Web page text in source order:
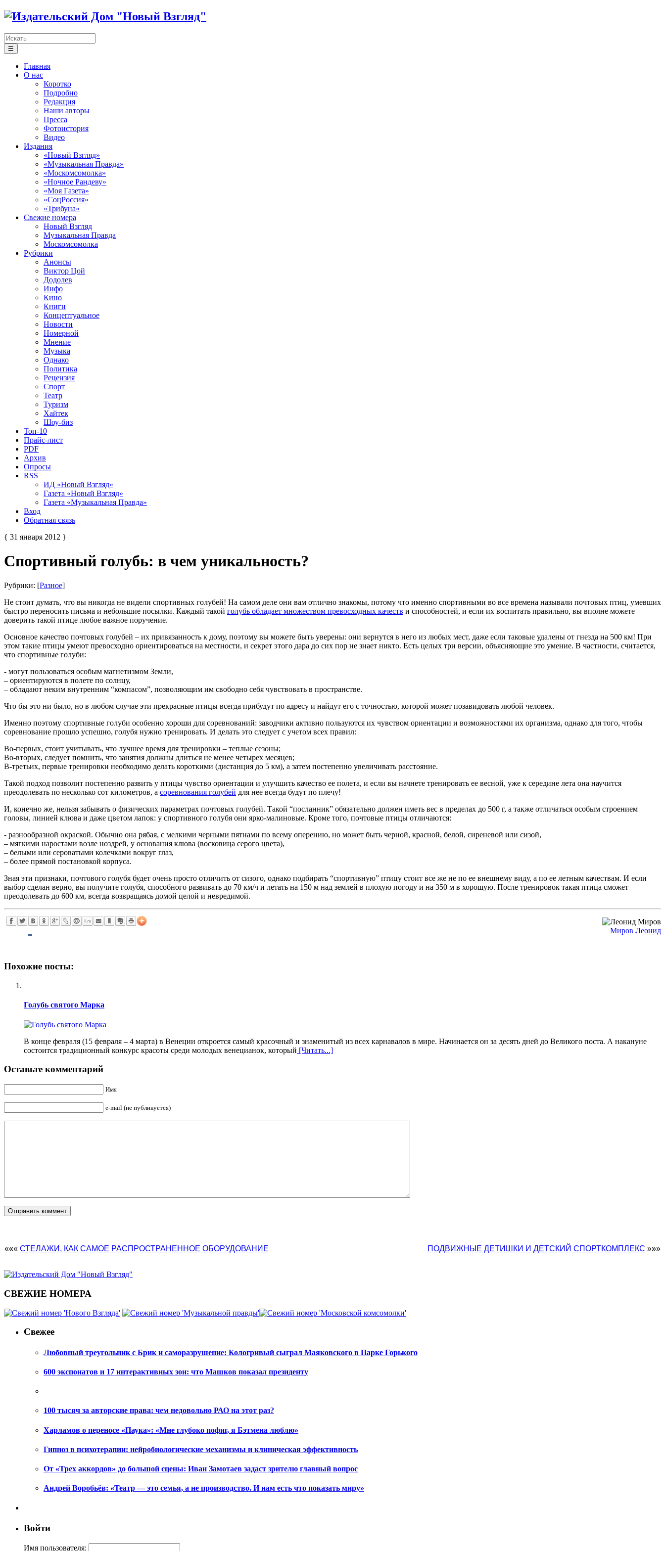
☰
Главная
О нас
Коротко
Подробно
Редакция
Наши авторы
Пресса
Фотоистория
Видео
Издания
«Новый Взгляд»
«Музыкальная Правда»
«Москомсомолка»
«Ночное Рандеву»
«Моя Газета»
«СоцРоссия»
«Трибуна»
Свежие номера
Новый Взгляд
Музыкальная Правда
Москомсомолка
Рубрики
Анонсы
Виктор Цой
Додолев
Инфо
Кино
Книги
Концептуальное
Новости
Номерной
Мнение
Музыка
Однако
Политика
Рецензия
Спорт
Театр
Туризм
Хайтек
Шоу-биз
Топ-10
Прайс-лист
PDF
Архив
Опросы
RSS
ИД «Новый Взгляд»
Газета «Новый Взгляд»
Газета «Музыкальная Правда»
Вход
Обратная связь
{ 31 января 2012 }
Спортивный голубь: в чем уникальность?
Рубрики: [Разное]
Не стоит думать, что вы никогда не видели спортивных голубей! На самом деле они вам отлично знакомы, потому что именно спортивными во все времена называли почтовых птиц, умевших
быстро переносить письма и небольшие посылки. Каждый такой голубь обладает множеством превосходных качеств и способностей, и если их воспитать правильно, вы вполне можете
доверить такой птице любое важное поручение.
Основное качество почтовых голубей – их привязанность к дому, поэтому вы можете быть уверены: они вернутся в него из любых мест, даже если таковые удалены от гнезда на 500 км! При
этом такие птицы умеют превосходно ориентироваться на местности, и секрет этого дара до сих пор не знает никто. Есть целых три версии, объясняющие это умение. В частности, считается,
что спортивные голуби:
- могут пользоваться особым магнетизмом Земли,
– ориентируются в полете по солнцу,
– обладают неким внутренним “компасом”, позволяющим им свободно себя чувствовать в пространстве.
Что бы это ни было, но в любом случае эти прекрасные птицы всегда прибудут по адресу и найдут его с точностью, которой может позавидовать любой человек.
Именно поэтому спортивные голуби особенно хороши для соревнований: заводчики активно пользуются их чувством ориентации и возможностями их организма, однако для того, чтобы
соревнование прошло успешно, голубя нужно тренировать. И делать это следует с учетом всех правил:
Во-первых, стоит учитывать, что лучшее время для тренировки – теплые сезоны;
Во-вторых, следует помнить, что занятия должны длиться не менее четырех месяцев;
В-третьих, первые тренировки необходимо делать короткими (дистанция до 5 км), а затем постепенно увеличивать расстояние.
Такой подход позволит постепенно развить у птицы чувство ориентации и улучшить качество ее полета, и если вы начнете тренировать ее весной, уже к середине лета она научится
преодолевать по несколько сот километров, а соревнования голубей для нее всегда будут по плечу!
И, конечно же, нельзя забывать о физических параметрах почтовых голубей. Такой “посланник” обязательно должен иметь вес в пределах до 500 г, а также отличаться особым строением
головы, линией клюва и даже цветом лапок: у спортивного голубя они ярко-малиновые. Кроме того, почтовые птицы отличаются:
- разнообразной окраской. Обычно она рябая, с мелкими черными пятнами по всему оперению, но может быть черной, красной, белой, сиреневой или сизой,
– мягкими наростами возле ноздрей, у основания клюва (восковица серого цвета),
– белыми или сероватыми колечками вокруг глаз,
– более прямой постановкой корпуса.
Зная эти признаки, почтового голубя будет очень просто отличить от сизого, однако подбирать “спортивную” птицу стоит все же не по ее внешнему виду, а по ее летным качествам. И если
выбор сделан верно, вы получите голубя, способного развивать до 70 км/ч и летать на 150 м над землей в плохую погоду и на 350 м в хорошую. После тренировок такая птица сможет
преодолевать до 600 км, всегда возвращаясь домой целой и невредимой.
Миров Леонид
Похожие посты:
Голубь святого Марка
В конце февраля (15 февраля – 4 марта) в Венеции откроется самый красочный и знаменитый из всех карнавалов в мире. Начинается он за десять дней до Великого поста. А накануне
состоится традиционный конкурс красоты среди молодых венецианок, который [Читать...]
Оставьте комментарий
Имя
e-mail (не публикуется)
««« СТЕЛАЖИ, КАК САМОЕ РАСПРОСТРАНЕННОЕ ОБОРУДОВАНИЕ ПОДВИЖНЫЕ ДЕТИШКИ И ДЕТСКИЙ СПОРТКОМПЛЕКС »»»
СВЕЖИЕ НОМЕРА
Свежее
Любовный треугольник с Брик и саморазрушение: Кологривый сыграл Маяковского в Парке Горького
600 экспонатов и 17 интерактивных зон: что Машков показал президенту
100 тысяч за авторские права: чем недовольно РАО на этот раз?
Харламов о переносе «Паука»: «Мне глубоко пофиг, я Бэтмена люблю»
Гипноз в психотерапии: нейробиологические механизмы и клиническая эффективность
От «Трех аккордов» до большой сцены: Иван Замотаев задаст зрителю главный вопрос
Андрей Воробьёв: «Театр — это семья, а не производство. И нам есть что показать миру»
Войти
Имя пользователя: